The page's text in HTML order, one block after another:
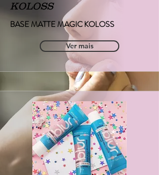
KOLOSS
BASE MATTE MAGIC KOLOSS
Ver mais